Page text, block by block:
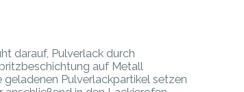
darauf, Pulverlack durch
auf Metall
geladenen Pulverlackpartikel setzen